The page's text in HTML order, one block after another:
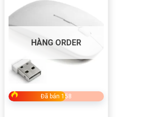
HÀNG ORDER
Đã bán 158